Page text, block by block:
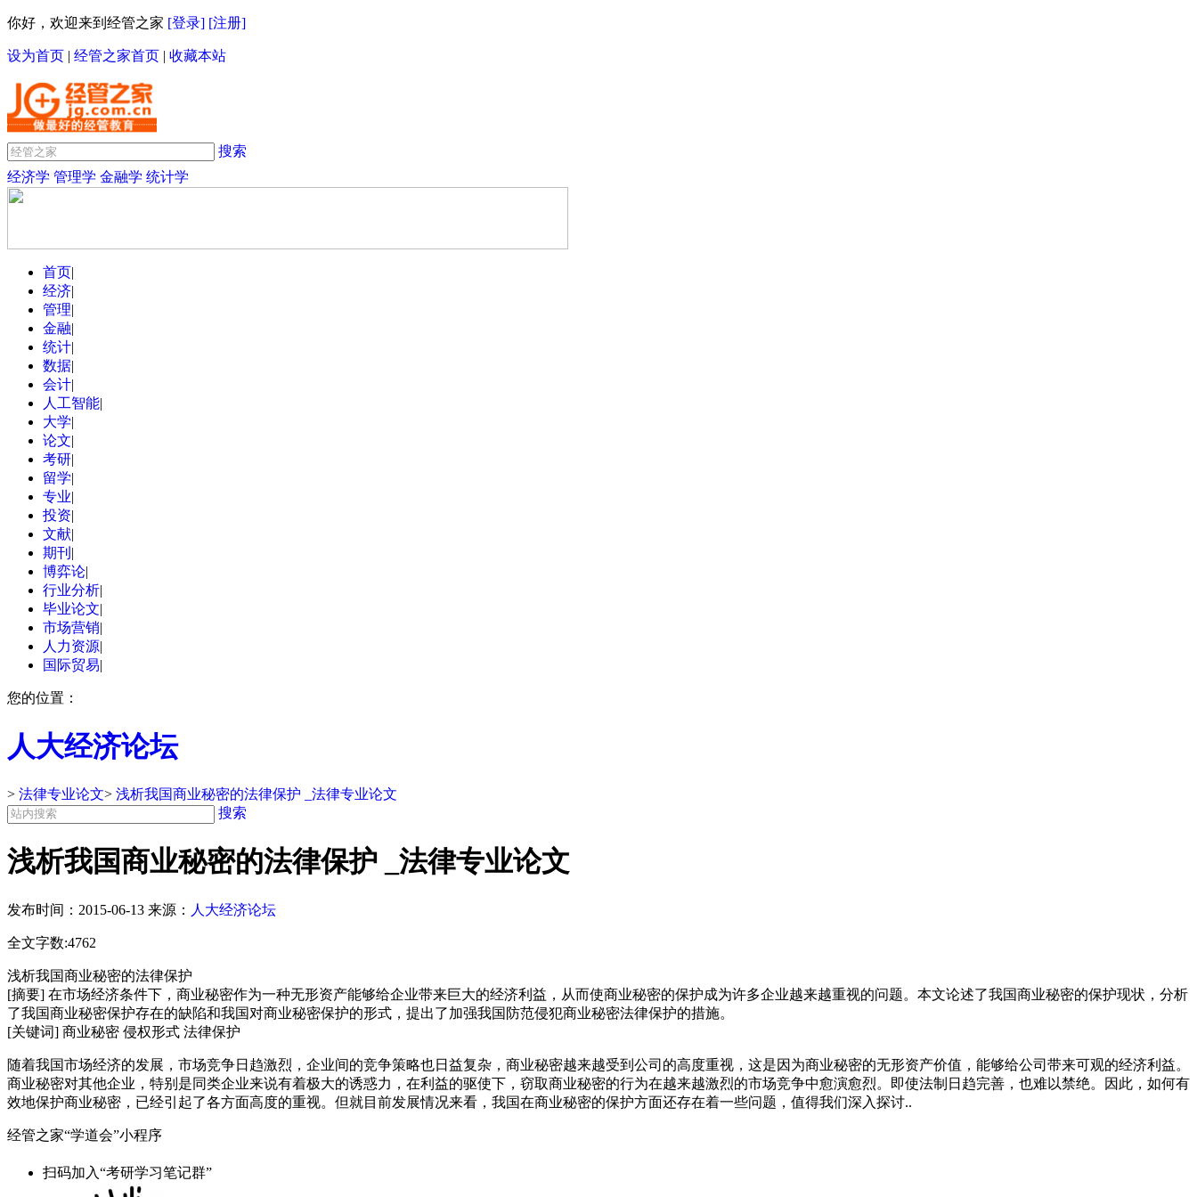
你好，欢迎来到经管之家 [登录] [注册]
设为首页 | 经管之家首页 | 收藏本站
搜索
经济学 管理学 金融学 统计学
首页|
经济|
管理|
金融|
统计|
数据|
会计|
人工智能|
大学|
论文|
考研|
留学|
专业|
投资|
文献|
期刊 |
博弈论|
行业分析|
毕业论文|
市场营销|
人力资源|
国际贸易|
您的位置：
人大经济论坛
> 法律专业论文> 浅析我国商业秘密的法律保护 _法律专业论文
搜索
浅析我国商业秘密的法律保护 _法律专业论文
发布时间： 2015-06-13 来源： 人大经济论坛
全文字数:4762
浅析我国商业秘密的法律保护
[摘要] 在市场经济条件下，商业秘密作为一种无形资产能够给企业带来巨大的经济利益，从而使商业秘密的保护成为许多企业越来越重视的问题。本文论述了我国商业秘密的保护现状，分析
了我国商业秘密保护存在的缺陷和我国对商业秘密保护的形式，提出了加强我国防范侵犯商业秘密法律保护的措施。
[关键词] 商业秘密 侵权形式 法律保护
随着我国市场经济的发展，市场竞争日趋激烈，企业间的竞争策略也日益复杂，商业秘密越来越受到公司的高度重视，这是因为商业秘密的无形资产价值，能够给公司带来可观的经济利益。
商业秘密对其他企业，特别是同类企业来说有着极大的诱惑力，在利益的驱使下，窃取商业秘密的行为在越来越激烈的市场竞争中愈演愈烈。即使法制日趋完善，也难以禁绝。因此，如何有
效地保护商业秘密，已经引起了各方面高度的重视。但就目前发展情况来看，我国在商业秘密的保护方面还存在着一些问题，值得我们深入探讨..
经管之家“学道会”小程序
扫码加入“考研学习笔记群”